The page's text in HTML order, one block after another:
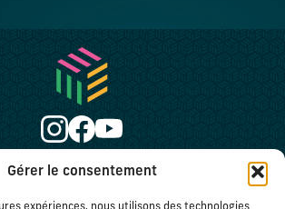
Gérer le consentement
Escape Bayonne
Politique de